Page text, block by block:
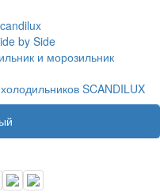
by Side
и морозильник
SCANDILUX